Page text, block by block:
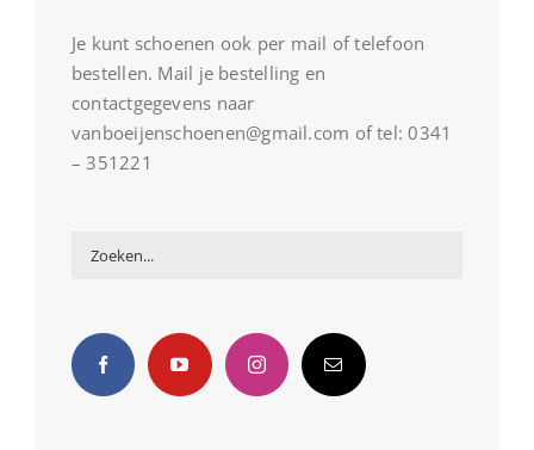
Je kunt schoenen ook per mail of telefoon
bestellen. Mail je bestelling en
contactgegevens naar
vanboeijenschoenen@gmail.com of tel: 0341
– 351221